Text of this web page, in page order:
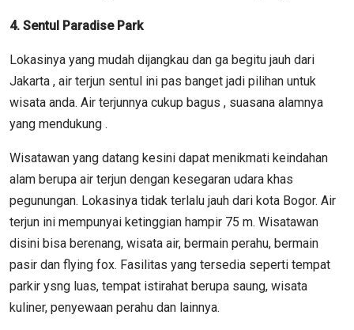
4. Sentul Paradise Park
Lokasinya yang mudah dijangkau dan ga begitu jauh dari
Jakarta , air terjun sentul ini pas banget jadi pilihan untuk
wisata anda. Air terjunnya cukup bagus , suasana alamnya
yang mendukung .
Wisatawan yang datang kesini dapat menikmati keindahan
alam berupa air terjun dengan kesegaran udara khas
pegunungan. Lokasinya tidak terlalu jauh dari kota Bogor. Air
terjun ini mempunyai ketinggian hampir 75 m. Wisatawan
disini bisa berenang, wisata air, bermain perahu, bermain
pasir dan flying fox. Fasilitas yang tersedia seperti tempat
parkir ysng luas, tempat istirahat berupa saung, wisata
kuliner, penyewaan perahu dan lainnya.